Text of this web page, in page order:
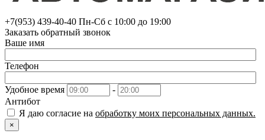
+7(953) 439-40-40 Пн-Сб с 10:00 до 19:00
Заказать обратный звонок
Ваше имя
Телефон
Удобное время
-
Антибот
Я даю согласие на обработку моих персональных данных.
×